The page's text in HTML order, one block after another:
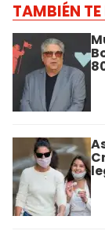
TAMBIÉN TE